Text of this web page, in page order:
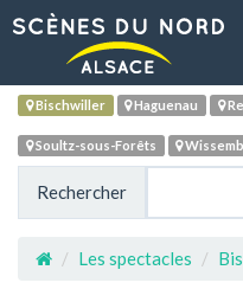
Bischwiller Haguenau
Soultz-sous-Forêts
Rechercher
Les spectacles